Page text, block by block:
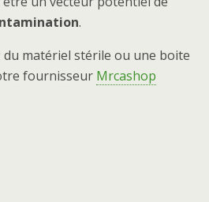
.
matériel stérile ou une boite
fournisseur Mrcashop